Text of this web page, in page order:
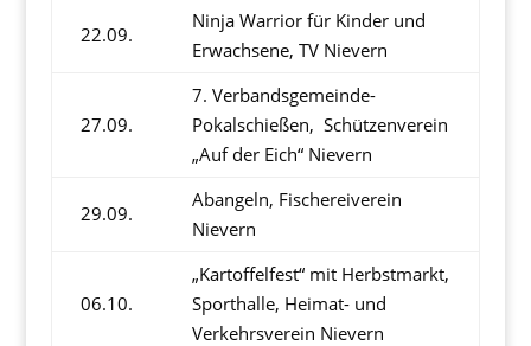
22.09.
Ninja Warrior für Kinder und
Erwachsene, TV Nievern
27.09.
7. Verbandsgemeinde-
Pokalschießen, Schützenverein
„Auf der Eich“ Nievern
29.09.
Abangeln, Fischereiverein
Nievern
06.10.
„Kartoffelfest“ mit Herbstmarkt,
Sporthalle, Heimat- und
Verkehrsverein Nievern